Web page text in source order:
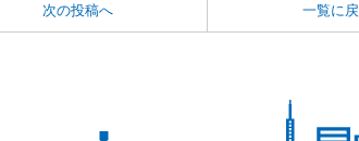
次の投稿へ 一覧に